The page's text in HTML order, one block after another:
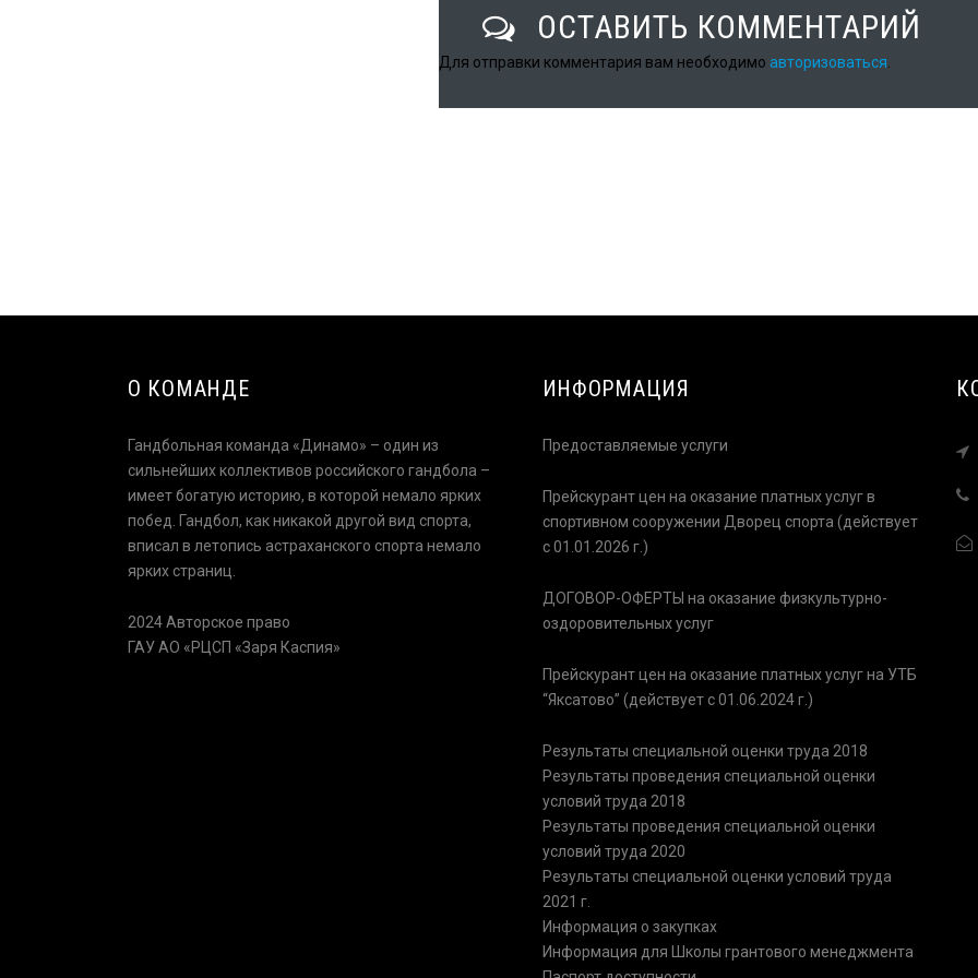
ОСТАВИТЬ КОММЕНТАРИЙ
Для отправки комментария вам необходимо авторизоваться
О КОМАНДЕ
Гандбольная команда «Динамо» – один из
сильнейших коллективов российского гандбола –
имеет богатую историю, в которой немало ярких
побед. Гандбол, как никакой другой вид спорта,
вписал в летопись астраханского спорта немало
ярких страниц.
2024 Авторское право
ГАУ АО «РЦСП «Заря Каспия»
ИНФОРМАЦИЯ
Предоставляемые услуги
Прейскурант цен на оказание платных услуг в
спортивном сооружении Дворец спорта (действует
с 01.01.2026 г.)
ДОГОВОР-ОФЕРТЫ на оказание физкультурно-
оздоровительных услуг
Прейскурант цен на оказание платных услуг на УТБ
“Яксатово” (действует с 01.06.2024 г.)
Результаты специальной оценки труда 2018
Результаты проведения специальной оценки
условий труда 2018
Результаты проведения специальной оценки
условий труда 2020
Результаты специальной оценки условий труда
2021 г.
Информация о закупках
Информация для Школы грантового менеджмента